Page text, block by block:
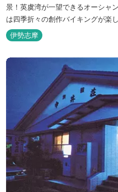
景！英虞湾が一望できるオーシャ
は四季折々の創作バイキングが楽
できるクルーズ船は毎日運行して
もできます。
伊勢志摩